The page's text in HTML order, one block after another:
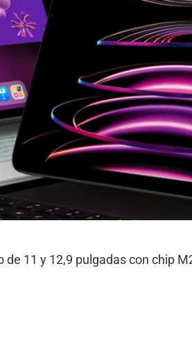
de 11 y 12,9 pulgadas con chip